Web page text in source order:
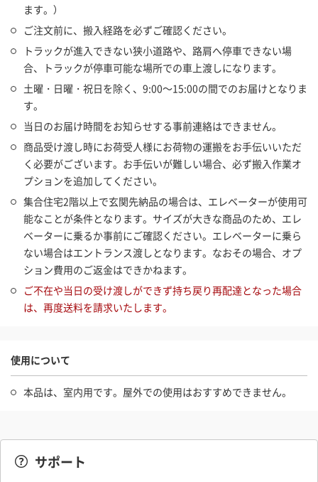
ます。）
ご注文前に、搬入経路を必ずご確認ください。
トラックが進入できない狭小道路や、路肩へ停車できない場
合、トラックが停車可能な場所での車上渡しになります。
土曜・日曜・祝日を除く、9:00～15:00の間でのお届けとなりま
す。
当日のお届け時間をお知らせする事前連絡はできません。
商品受け渡し時にお荷受人様にお荷物の運搬をお手伝いいただ
く必要がございます。お手伝いが難しい場合、必ず搬入作業オ
プションを追加してください。
集合住宅2階以上で玄関先納品の場合は、エレベーターが使用可
能なことが条件となります。サイズが大きな商品のため、エレ
ベーターに乗るか事前にご確認ください。エレベーターに乗ら
ない場合はエントランス渡しとなります。なおその場合、オプ
ション費用のご返金はできかねます。
ご不在や当日の受け渡しができず持ち戻り再配達となった場合
は、再度送料を請求いたします。
使用について
本品は、室内用です。屋外での使用はおすすめできません。
サポート